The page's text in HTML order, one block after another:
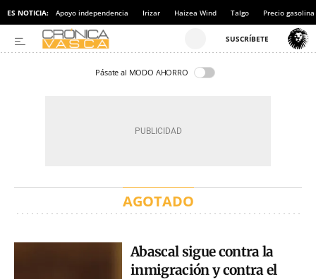
ES NOTICIA: Apoyo independencia Irizar Haizea Wind Talgo Precio gasolina
Pásate al MODO AHORRO
AGOTADO
Abascal sigue contra la
inmigración y contra el